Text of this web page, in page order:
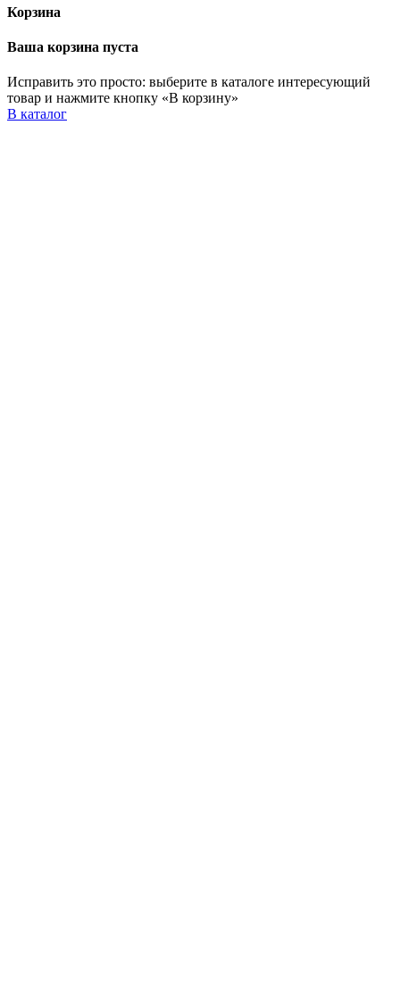
Корзина
Ваша корзина пуста
Исправить это просто: выберите в каталоге интересующий
товар и нажмите кнопку «В корзину»
В каталог